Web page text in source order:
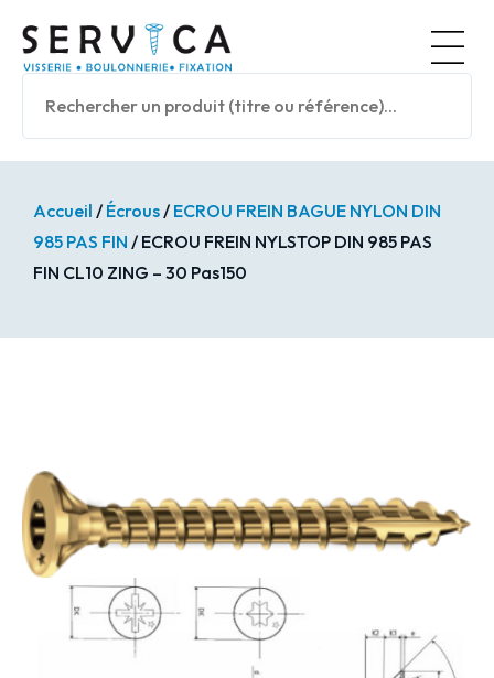
Accueil / Écrous/ ECROU FREIN BAGUE NYLON DIN
985 PAS FIN / ECROU FREIN NYLSTOP DIN 985 PAS
FIN CL10 ZING – 30 Pas150